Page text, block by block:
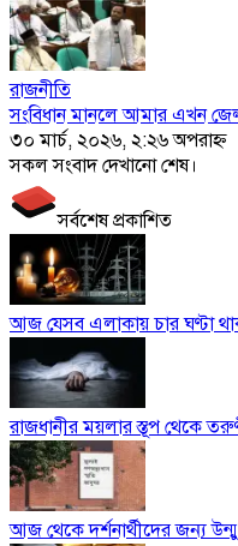
রাজনীতি
সংবিধান মানলে আমার এখন
৩০ মার্চ, ২০২৬, ২:২৬ অপরাহ্ণ
সকল সংবাদ দেখানো শেষ।
সর্বশেষ প্রকাশিত
আজ যেসব এলাকায় চার ঘণ্টা
রাজধানীর ময়লার স্তূপ থেকে
আজ থেকে দর্শনার্থীদের জন্য